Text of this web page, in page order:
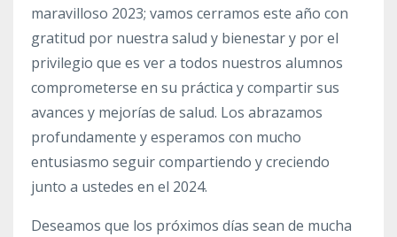
maravilloso 2023; vamos cerramos este año con
gratitud por nuestra salud y bienestar y por el
privilegio que es ver a todos nuestros alumnos
comprometerse en su práctica y compartir sus
avances y mejorías de salud. Los abrazamos
profundamente y esperamos con mucho
entusiasmo seguir compartiendo y creciendo
junto a ustedes en el 2024.
Deseamos que los próximos días sean de mucha